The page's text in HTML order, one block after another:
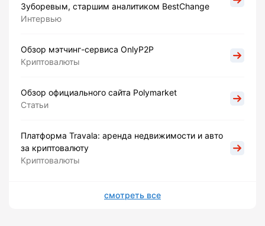
Зуборевым, старшим аналитиком BestChange
Интервью
Обзор мэтчинг-сервиса OnlyP2P
Криптовалюты
Обзор официального сайта Polymarket
Статьи
Платформа Travala: аренда недвижимости и авто
за криптовалюту
Криптовалюты
смотреть все